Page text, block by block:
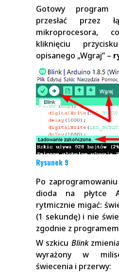
Gotowy program
przesłać przez
mikroprocesora,
kliknięciu
opisanego „Wgraj” –
Rysunek 9
Po
dioda na płytce
rytmicznie migać:
(1 sekundę) i nie
zgodnie z
W szkicu Blink
wyrażony w
świecenia i przerwy: